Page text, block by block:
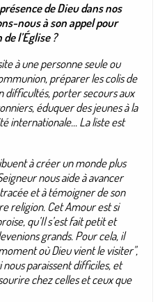
de Dieu dans nos
nous à son appel pour
l’Église ?
à une personne seule ou
préparer les colis de
difficultés, porter secours aux
éduquer des jeunes à la
internationale... La liste est
à créer un monde plus
nous aide à avancer
et à témoigner de son
religion. Cet Amour est si
qu’Il s’est fait petit et
grands. Pour cela, il
où Dieu vient le visiter",
paraissent difficiles, et
chez celles et ceux que